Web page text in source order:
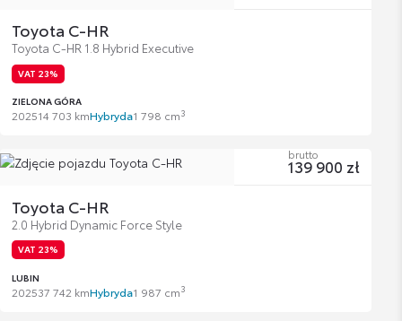
Toyota C-HR
Toyota C-HR 1.8 Hybrid Executive
VAT 23%
ZIELONA GÓRA
202514 703 kmHybryda1 798 cm3
Toyota C-HR
2.0 Hybrid Dynamic Force Style
VAT 23%
LUBIN
202537 742 kmHybryda1 987 cm3
brutto
139 900 zł